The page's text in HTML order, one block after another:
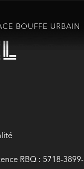
BOUFFE URBAIN
RBQ : 5718-3899-